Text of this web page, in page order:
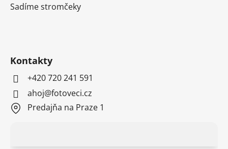
Sadíme stromčeky
Kontakty
+420 720 241 591
ahoj@fotoveci.cz
Predajňa na Praze 1